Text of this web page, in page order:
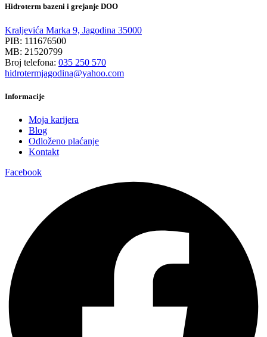
Hidroterm bazeni i grejanje DOO
Kraljevića Marka 9, Jagodina 35000
PIB: 111676500
MB: 21520799
Broj telefona: 035 250 570
hidrotermjagodina@yahoo.com
Informacije
Moja karijera
Blog
Odloženo plaćanje
Kontakt
Facebook